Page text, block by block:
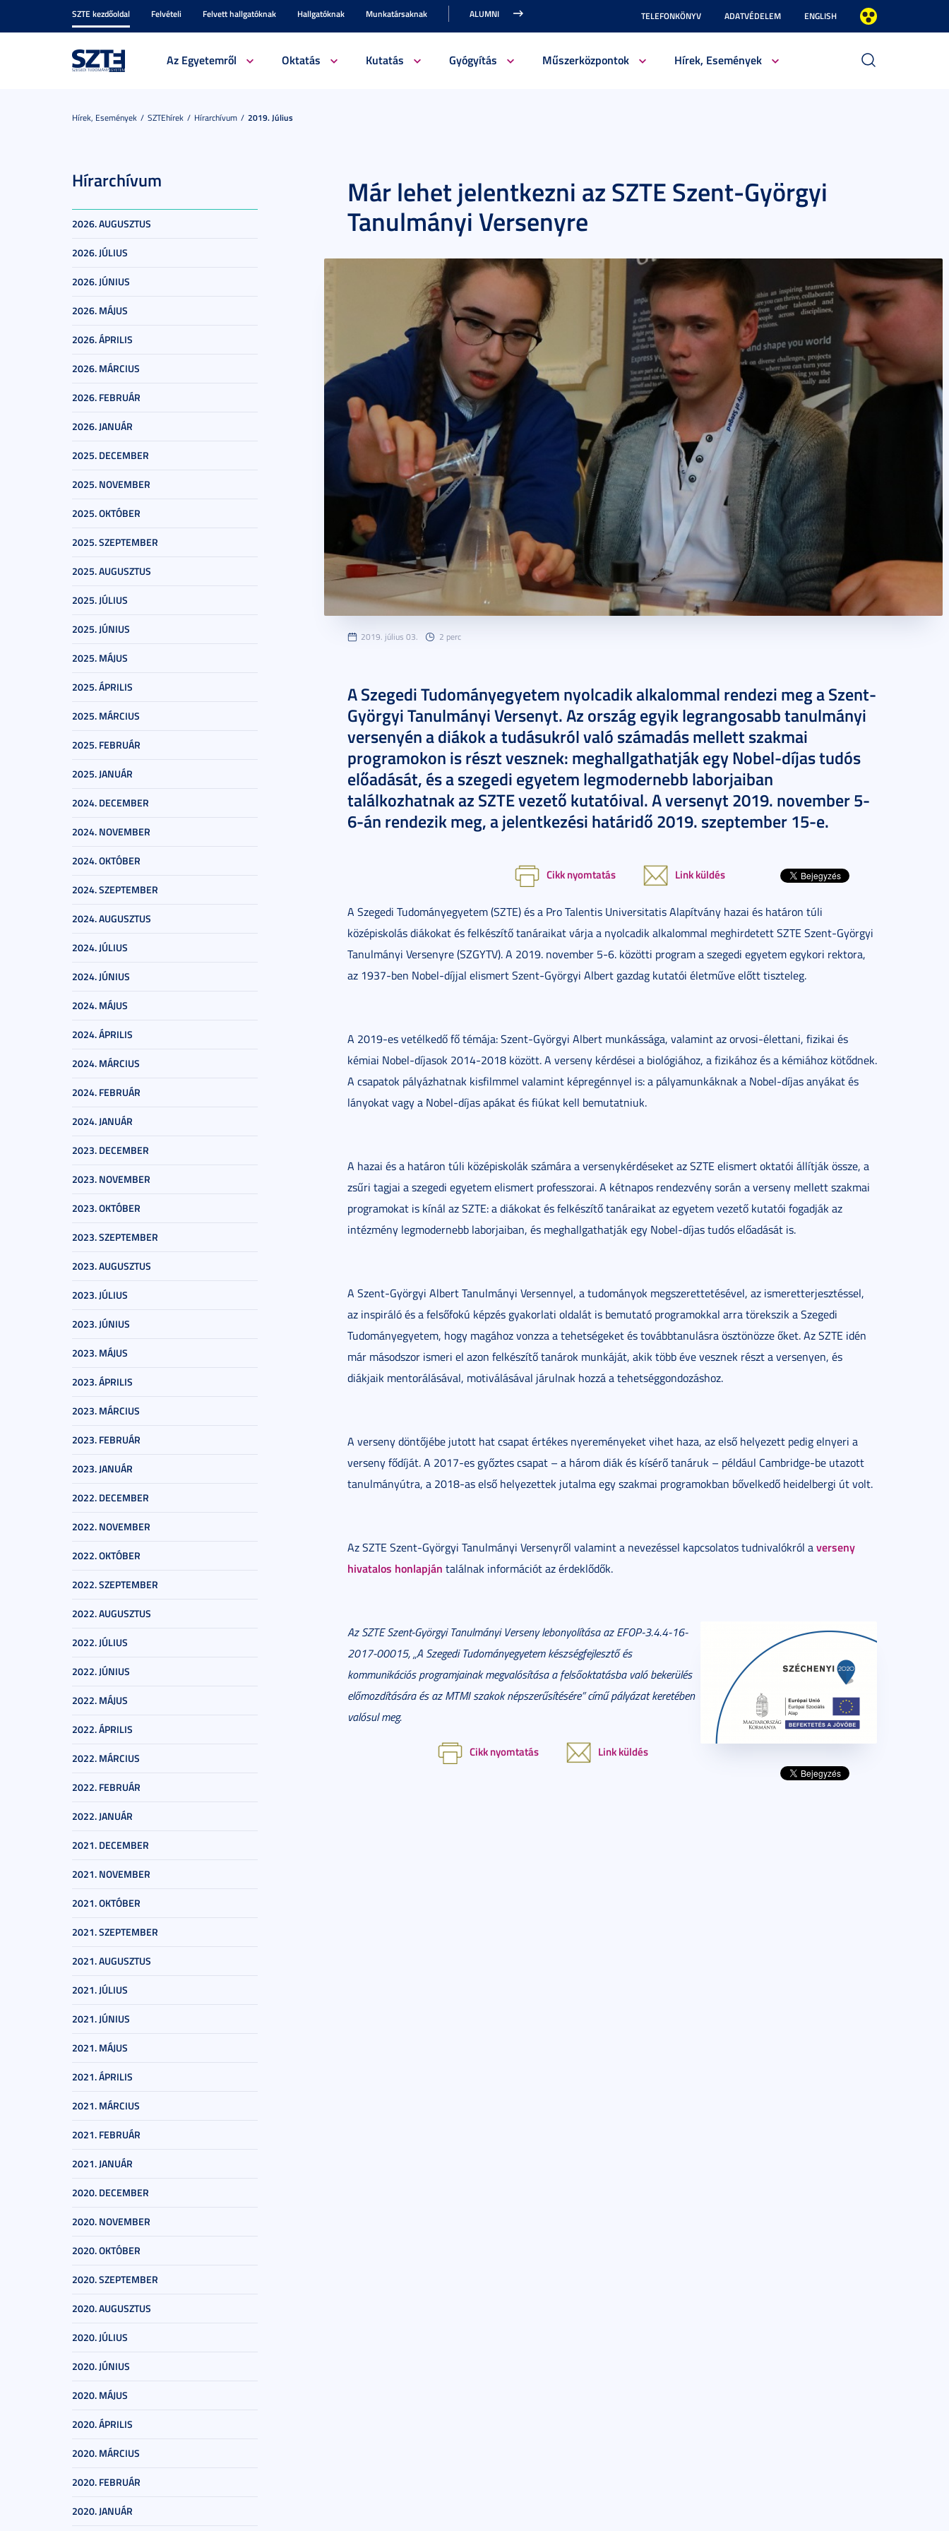
SZTE kezdőoldal Felvételi Felvett hallgatóknak Hallgatóknak Munkatársaknak ALUMNI TELEFONKÖNYV ADATVÉDELEM ENGLISH
Az Egyetemről Oktatás Kutatás Gyógyítás Műszerközpontok Hírek, Események
Hírek, Események SZTEhírek Hírarchívum 2019. Július
Hírarchívum
2026. AUGUSZTUS
2026. JÚLIUS
2026. JÚNIUS
2026. MÁJUS
2026. ÁPRILIS
2026. MÁRCIUS
2026. FEBRUÁR
2026. JANUÁR
2025. DECEMBER
2025. NOVEMBER
2025. OKTÓBER
2025. SZEPTEMBER
2025. AUGUSZTUS
2025. JÚLIUS
2025. JÚNIUS
2025. MÁJUS
2025. ÁPRILIS
2025. MÁRCIUS
2025. FEBRUÁR
2025. JANUÁR
2024. DECEMBER
2024. NOVEMBER
2024. OKTÓBER
2024. SZEPTEMBER
2024. AUGUSZTUS
2024. JÚLIUS
2024. JÚNIUS
2024. MÁJUS
2024. ÁPRILIS
2024. MÁRCIUS
2024. FEBRUÁR
2024. JANUÁR
2023. DECEMBER
2023. NOVEMBER
2023. OKTÓBER
2023. SZEPTEMBER
2023. AUGUSZTUS
2023. JÚLIUS
2023. JÚNIUS
2023. MÁJUS
2023. ÁPRILIS
2023. MÁRCIUS
2023. FEBRUÁR
2023. JANUÁR
2022. DECEMBER
2022. NOVEMBER
2022. OKTÓBER
2022. SZEPTEMBER
2022. AUGUSZTUS
2022. JÚLIUS
2022. JÚNIUS
2022. MÁJUS
2022. ÁPRILIS
2022. MÁRCIUS
2022. FEBRUÁR
2022. JANUÁR
2021. DECEMBER
2021. NOVEMBER
2021. OKTÓBER
2021. SZEPTEMBER
2021. AUGUSZTUS
2021. JÚLIUS
2021. JÚNIUS
2021. MÁJUS
2021. ÁPRILIS
2021. MÁRCIUS
2021. FEBRUÁR
2021. JANUÁR
2020. DECEMBER
2020. NOVEMBER
2020. OKTÓBER
2020. SZEPTEMBER
2020. AUGUSZTUS
2020. JÚLIUS
2020. JÚNIUS
2020. MÁJUS
2020. ÁPRILIS
2020. MÁRCIUS
2020. FEBRUÁR
2020. JANUÁR
Már lehet jelentkezni az SZTE Szent-Györgyi
Tanulmányi Versenyre
2019. július 03. 2 perc
A Szegedi Tudományegyetem nyolcadik alkalommal rendezi meg a Szent-
Györgyi Tanulmányi Versenyt. Az ország egyik legrangosabb tanulmányi
versenyén a diákok a tudásukról való számadás mellett szakmai
programokon is részt vesznek: meghallgathatják egy Nobel-díjas tudós
előadását, és a szegedi egyetem legmodernebb laborjaiban
találkozhatnak az SZTE vezető kutatóival. A versenyt 2019. november 5-
6-án rendezik meg, a jelentkezési határidő 2019. szeptember 15-e.
Cikk nyomtatás Link küldés
A Szegedi Tudományegyetem (SZTE) és a Pro Talentis Universitatis Alapítvány hazai és határon túli
középiskolás diákokat és felkészítő tanáraikat várja a nyolcadik alkalommal meghirdetett SZTE Szent-Györgyi
Tanulmányi Versenyre (SZGYTV). A 2019. november 5-6. közötti program a szegedi egyetem egykori rektora,
az 1937-ben Nobel-díjjal elismert Szent-Györgyi Albert gazdag kutatói életműve előtt tiszteleg.
A 2019-es vetélkedő fő témája: Szent-Györgyi Albert munkássága, valamint az orvosi-élettani, fizikai és
kémiai Nobel-díjasok 2014-2018 között. A verseny kérdései a biológiához, a fizikához és a kémiához kötődnek.
A csapatok pályázhatnak kisfilmmel valamint képregénnyel is: a pályamunkáknak a Nobel-díjas anyákat és
lányokat vagy a Nobel-díjas apákat és fiúkat kell bemutatniuk.
A hazai és a határon túli középiskolák számára a versenykérdéseket az SZTE elismert oktatói állítják össze, a
zsűri tagjai a szegedi egyetem elismert professzorai. A kétnapos rendezvény során a verseny mellett szakmai
programokat is kínál az SZTE: a diákokat és felkészítő tanáraikat az egyetem vezető kutatói fogadják az
intézmény legmodernebb laborjaiban, és meghallgathatják egy Nobel-díjas tudós előadását is.
A Szent-Györgyi Albert Tanulmányi Versennyel, a tudományok megszerettetésével, az ismeretterjesztéssel,
az inspiráló és a felsőfokú képzés gyakorlati oldalát is bemutató programokkal arra törekszik a Szegedi
Tudományegyetem, hogy magához vonzza a tehetségeket és továbbtanulásra ösztönözze őket. Az SZTE idén
már másodszor ismeri el azon felkészítő tanárok munkáját, akik több éve vesznek részt a versenyen, és
diákjaik mentorálásával, motiválásával járulnak hozzá a tehetséggondozáshoz.
A verseny döntőjébe jutott hat csapat értékes nyereményeket vihet haza, az első helyezett pedig elnyeri a
verseny fődíját. A 2017-es győztes csapat – a három diák és kísérő tanáruk – például Cambridge-be utazott
tanulmányútra, a 2018-as első helyezettek jutalma egy szakmai programokban bővelkedő heidelbergi út volt.
Az SZTE Szent-Györgyi Tanulmányi Versenyről valamint a nevezéssel kapcsolatos tudnivalókról averseny
hivatalos honlapján találnak információt az érdeklődők.
Az SZTE Szent-Györgyi Tanulmányi Verseny lebonyolítása az EFOP-3.4.4-16-
2017-00015, „A Szegedi Tudományegyetem készségfejlesztő és
kommunikációs programjainak megvalósítása a felsőoktatásba való bekerülés
előmozdítására és az MTMI szakok népszerűsítésére” című pályázat keretében
valósul meg.
Cikk nyomtatás Link küldés